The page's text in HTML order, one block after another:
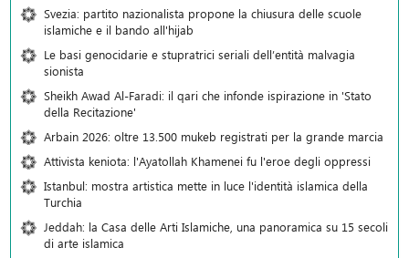
Svezia: partito nazionalista propone la chiusura delle scuole
islamiche e il bando all'hijab
Le basi genocidarie e stupratrici seriali dell’entità malvagia
sionista
Sheikh Awad Al-Faradi: il qari che infonde ispirazione in 'Stato
della Recitazione'
Arbain 2026: oltre 13.500 mukeb registrati per la grande marcia
Attivista keniota: l'Ayatollah Khamenei fu l'eroe degli oppressi
Istanbul: mostra artistica mette in luce l'identità islamica della
Turchia
Jeddah: la Casa delle Arti Islamiche, una panoramica su 15 secoli
di arte islamica